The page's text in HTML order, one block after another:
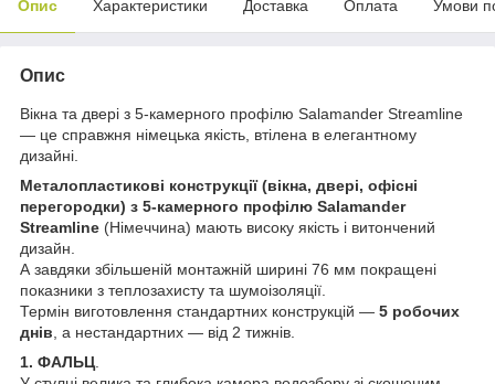
Опис Характеристики Доставка Оплата Умови
Опис
Вікна та двері з 5-камерного профілю Salamander Streamline
— це справжня німецька якість, втілена в елегантному
дизайні.
Металопластикові конструкції (вікна, двері, офісні
перегородки) з 5-камерного профілю Salamander
Streamline (Німеччина) мають високу якість і витончений
дизайн.
А завдяки збільшеній монтажній ширині 76 мм покращені
показники з теплозахисту та шумоізоляції.
Термін виготовлення стандартних конструкцій — 5 робочих
днів , а нестандартних — від 2 тижнів.
1. ФАЛЬЦ